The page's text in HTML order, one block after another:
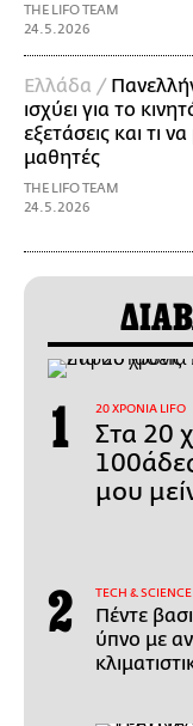
THE LIFO TEAM
24.5.2026
Ελλάδα /
ισχύει για το
εξετάσεις και τι
μαθητές
THE LIFO TEAM
24.5.2026
20 ΧΡΟΝΙΑ LIFO
Στα 20
μου
ΤECH & SCIENCE
Πέντε
ύπνο με